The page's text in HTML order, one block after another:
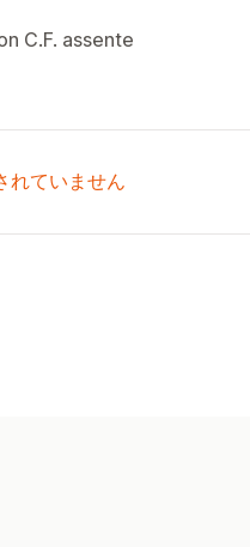
C.F. assente
れていません